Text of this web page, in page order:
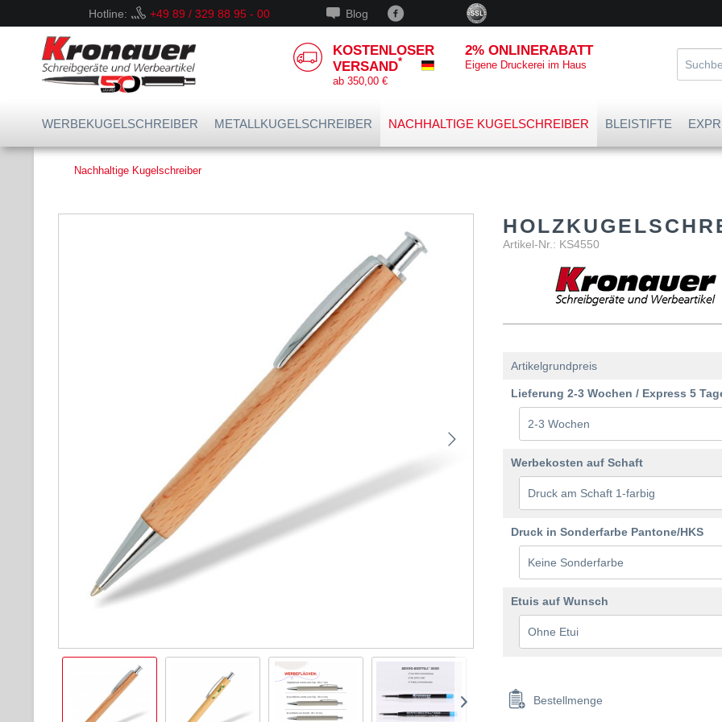
Hotline: +49 89 / 329 88 95 - 00 Blog
KOSTENLOSER
VERSAND*
ab 350,00 €
2% ONLINERABATT
Eigene Druckerei im Haus
WERBEKUGELSCHREIBER METALLKUGELSCHREIBER NACHHALTIGE KUGELSCHREIBER BLEISTIFTE
Nachhaltige Kugelschreiber
Artikel-Nr.: KS4550
Artikelgrundpreis
Lieferung 2-3 Wochen / Express 5
Werbekosten auf Schaft
Druck in Sonderfarbe Pantone/HKS
Etuis auf Wunsch
Bestellmenge